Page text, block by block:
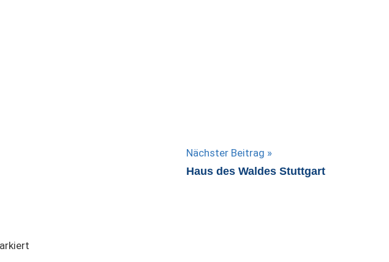
Nächster Beitrag
Haus des Waldes Stuttgart